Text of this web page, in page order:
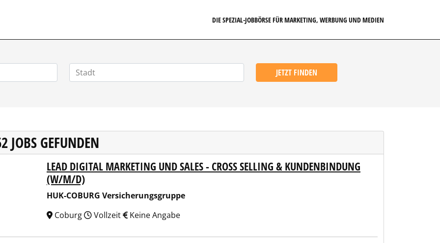
DIE SPEZIAL-JOBBÖRSE FÜR MARKETING, WERBUNG UND MEDIEN
JETZT FINDEN
JOBS GEFUNDEN
COBURG Versicherungsgruppe
LEAD DIGITAL MARKETING UND SALES - CROSS SELLING & KUNDENBINDUNG
(W/M/D)
HUK-COBURG Versicherungsgruppe
Coburg
Vollzeit Keine Angabe